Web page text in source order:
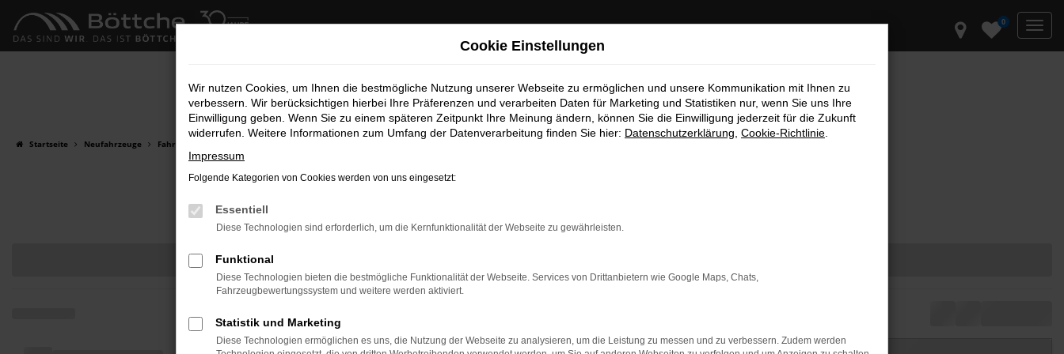
Zum
Hauptinhalt
springen
0
Startseite Neufahrzeuge Fahrzeug-Showroom
Cookie Einstellungen
Wir nutzen Cookies, um Ihnen die bestmögliche Nutzung unserer Webseite zu ermöglichen und unsere Kommunikation mit Ihnen zu
verbessern. Wir berücksichtigen hierbei Ihre Präferenzen und verarbeiten Daten für Marketing und Statistiken nur, wenn Sie uns Ihre
Einwilligung geben. Wenn Sie zu einem späteren Zeitpunkt Ihre Meinung ändern, können Sie die Einwilligung jederzeit für die Zukunft
widerrufen. Weitere Informationen zum Umfang der Datenverarbeitung finden Sie hier: Datenschutzerklärung Cookie-Richtlinie
Impressum
Folgende Kategorien von Cookies werden von uns eingesetzt:
Essentiell
Diese Technologien sind erforderlich, um die Kernfunktionalität der Webseite zu gewährleisten.
Funktional
Diese Technologien bieten die bestmögliche Funktionalität der Webseite. Services von Drittanbietern wie Google Maps, Chats,
Fahrzeugbewertungssystem und weitere werden aktiviert.
Statistik und Marketing
Diese Technologien ermöglichen es uns, die Nutzung der Webseite zu analysieren, um die Leistung zu messen und zu verbessern. Zudem werden